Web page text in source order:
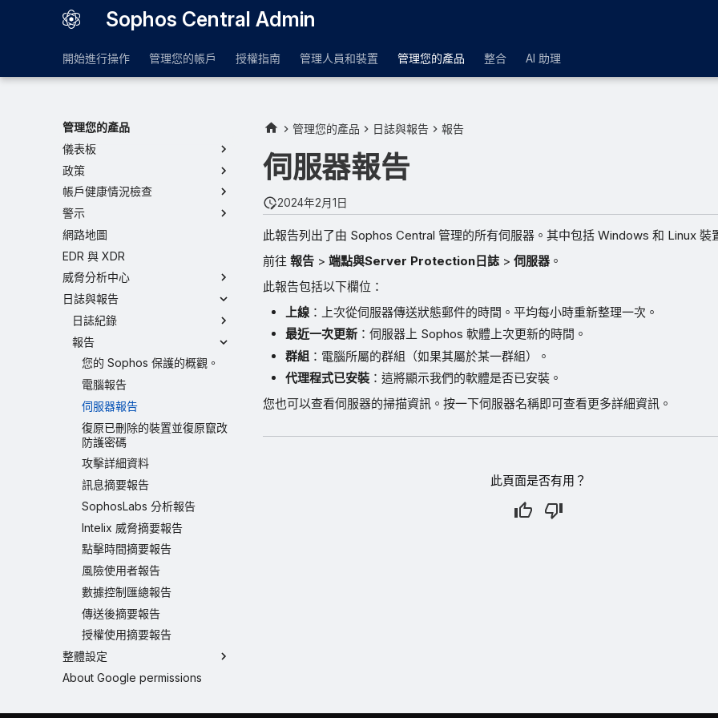
Sophos Central Admin
開始進行操作 管理您的帳戶 授權指南 管理人員和裝置 管理您的產品 整合 AI 助理
管理您的產品
儀表板
政策
帳戶健康情況檢查
警示
網路地圖
EDR 與 XDR
威脅分析中心
日誌與報告
日誌紀錄
報告
您的 Sophos 保護的概觀。
電腦報告
伺服器報告
復原已刪除的裝置並復原竄改
防護密碼
攻擊詳細資料
訊息摘要報告
SophosLabs 分析報告
Intelix 威脅摘要報告
點擊時間摘要報告
風險使用者報告
數據控制匯總報告
傳送後摘要報告
授權使用摘要報告
整體設定
About Google permissions
管理您的產品 日誌與報告 報告
伺服器報告
2024年2月1日
此報告列出了由 Sophos Central 管理的所有伺服器。其中包括 Windows 和 Linux 裝
前往 報告 > 端點與Server Protection日誌 > 伺服器 。
此報告包括以下欄位：
上線 ：上次從伺服器傳送狀態郵件的時間。平均每小時重新整理一次。
最近一次更新 ：伺服器上 Sophos 軟體上次更新的時間。
群組 ：電腦所屬的群組（如果其屬於某一群組）。
代理程式已安裝 ：這將顯示我們的軟體是否已安裝。
您也可以查看伺服器的掃描資訊。按一下伺服器名稱即可查看更多詳細資訊。
此頁面是否有用？